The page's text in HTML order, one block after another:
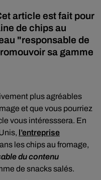
article est fait pour
de chips au
"responsable de
sa gamme
plus agréables
et que vous pourriez
vous intéresssera. En
l’entreprise
les chips au fromage,
du contenu
de snacks salés.